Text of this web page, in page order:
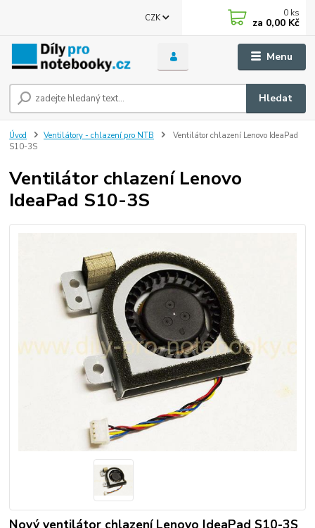
Menu
CZK
Hledat
0 ks
za 0,00 Kč
Úvod Ventilátory - chlazení pro NTB
Ventilátor chlazení Lenovo IdeaPad
S10-3S
Ventilátor chlazení Lenovo
IdeaPad S10-3S
Nový ventilátor chlazení Lenovo IdeaPad S10-3S